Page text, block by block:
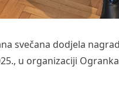
svečana dodjela
u organizaciji